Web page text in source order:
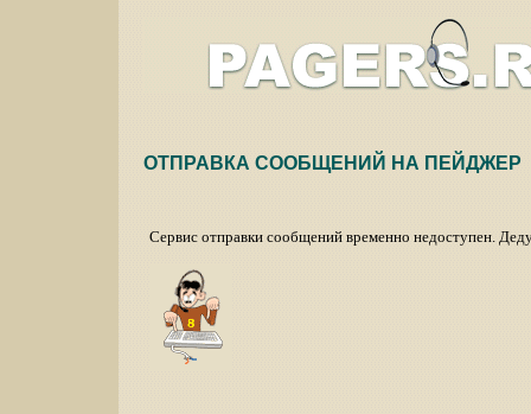
ОТПРАВКА СООБЩЕНИЙ НА ПЕЙДЖЕР
Сервис отправки сообщений временно недоступен.